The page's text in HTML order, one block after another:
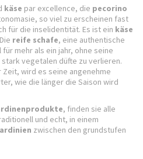
käse par excellence, die pecorino
so viel zu erscheinen fast
für die inselidentität. Es ist ein käse
reife schafe, eine authentische
mehr als ein jahr, ohne seine
vegetalen düfte zu verlieren.
wird es seine angenehme
wie die länger die Saison wird
, finden sie alle
und echt, in einem
zwischen den grundstufen